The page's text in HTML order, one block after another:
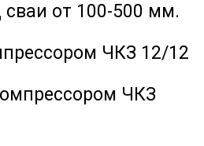
сваи от 100-500 мм.
ЧКЗ 12/12
ЧКЗ